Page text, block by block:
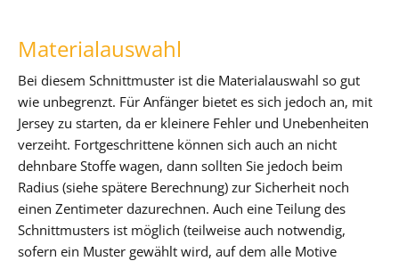
Materialauswahl
Bei diesem Schnittmuster ist die Materialauswahl so gut
wie unbegrenzt. Für Anfänger bietet es sich jedoch an, mit
Jersey zu starten, da er kleinere Fehler und Unebenheiten
verzeiht. Fortgeschrittene können sich auch an nicht
dehnbare Stoffe wagen, dann sollten Sie jedoch beim
Radius (siehe spätere Berechnung) zur Sicherheit noch
einen Zentimeter dazurechnen. Auch eine Teilung des
Schnittmusters ist möglich (teilweise auch notwendig,
sofern ein Muster gewählt wird, auf dem alle Motive